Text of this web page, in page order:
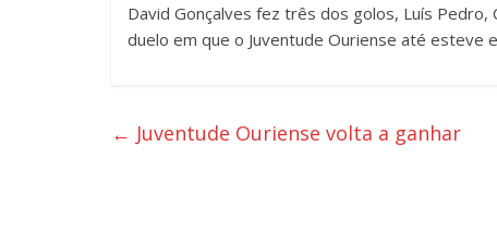
David Gonçalves fez três dos golos, Luís Pedro,
duelo em que o Juventude Ouriense até esteve
← Juventude Ouriense volta a ganhar